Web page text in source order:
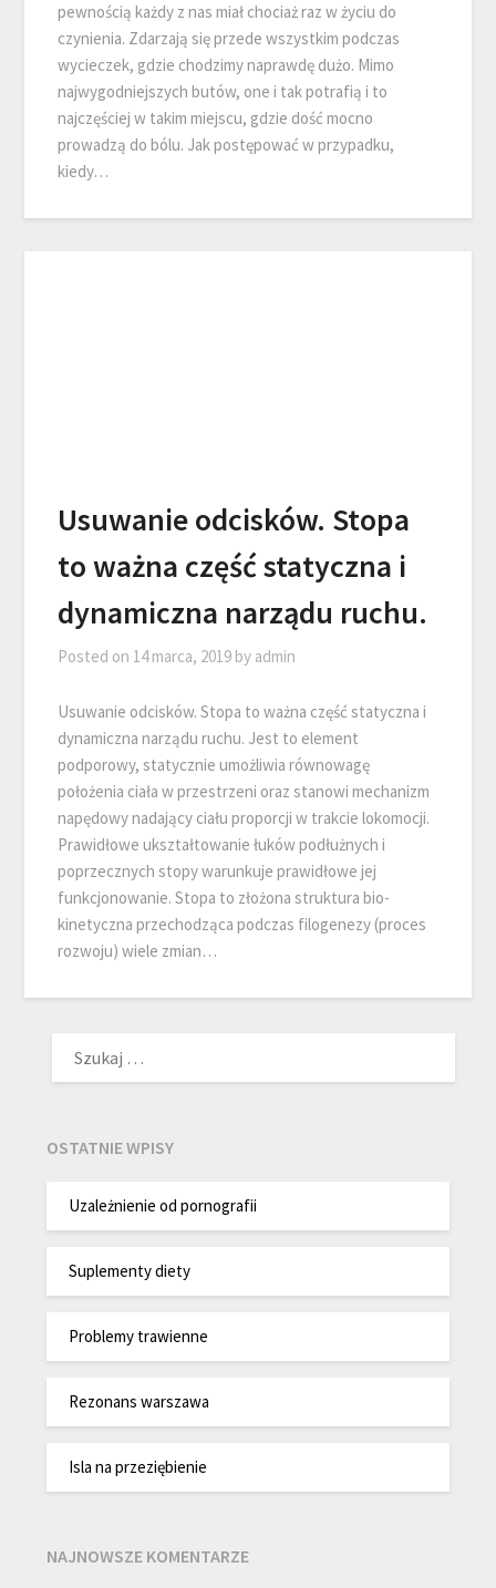
pewnością każdy z nas miał chociaż raz w życiu do
czynienia. Zdarzają się przede wszystkim podczas
wycieczek, gdzie chodzimy naprawdę dużo. Mimo
najwygodniejszych butów, one i tak potrafią i to
najczęściej w takim miejscu, gdzie dość mocno
prowadzą do bólu. Jak postępować w przypadku,
kiedy…
Usuwanie odcisków. Stopa
to ważna część statyczna i
dynamiczna narządu ruchu.
Posted on 14 marca, 2019 by admin
Usuwanie odcisków. Stopa to ważna część statyczna i
dynamiczna narządu ruchu. Jest to element
podporowy, statycznie umożliwia równowagę
położenia ciała w przestrzeni oraz stanowi mechanizm
napędowy nadający ciału proporcji w trakcie lokomocji.
Prawidłowe ukształtowanie łuków podłużnych i
poprzecznych stopy warunkuje prawidłowe jej
funkcjonowanie. Stopa to złożona struktura bio-
kinetyczna przechodząca podczas filogenezy (proces
rozwoju) wiele zmian…
OSTATNIE WPISY
Uzależnienie od pornografii
Suplementy diety
Problemy trawienne
Rezonans warszawa
Isla na przeziębienie
NAJNOWSZE KOMENTARZE